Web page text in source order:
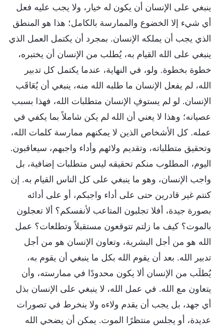
ينبغي على الإنسان أن يكون له خيار، ولا يجب عليه فعل
أي شيء إلا الخضوع والممارسة بالكامل؛ هذا هو المنطق
الذي يجب أن يملكه الإنسان. بمجرد أن يكتمل العمل الذي
ينبغي على الله القيام به، يُطلب من الإنسان أن يختبره،
خطوة بخطوة. ولو، في النهاية، عندما يكتمل كل تدبير
الله، لم يفعل الإنسان ما طلبه الله منه، ينبغي أن يُعَاقَب
الإنسان. لو لم يستوفِ الإنسان متطلبات الله، فهذا بسبب
عصيانه؛ وهذا لا يعني أن الله لم يكن شاملاً بما يكفي في
عمله. كل الأشخاص الذين لا يمكنهم ممارسة كلمات الله،
وتحقيق متطلباته، وتقديم ولائهم وأداء واجبهم، سيعاقبون.
اليوم، المطلوب منكم تحقيقه ليس متطلبات إضافية، بل
واجب الإنسان، وهو ما ينبغي على كل الناس القيام به. إن
كنتم غير قادرين حتى على أداء واجبكم، أو على أدائه
بصورة جيدة، أفلا تجلبون المتاعب لأنفسكم؟ ألا تعجلون
بالموت؟ كيف ما زلتم تتوقعون مستقبلاً وتطلعات؟ عمل
الله هو من أجل البشرية، وتعاون الإنسان هو من أجل
تدبير الله. بعد أن يقوم الله بكل ما ينبغي أن يقوم به،
يُطلَب من الإنسان ألا يكون محدودًا في ممارسته، وأن
يتعاون مع الله. في عمل الله، لا ينبغي على الإنسان بذل
أي جهد، بل يجب أن يقدم ولاءه ولا ينخرط في تصورات
عديدة، أو يجلس منتظرًا الموت. يمكن أن يضحي الله